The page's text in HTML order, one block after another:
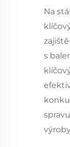
Na
s